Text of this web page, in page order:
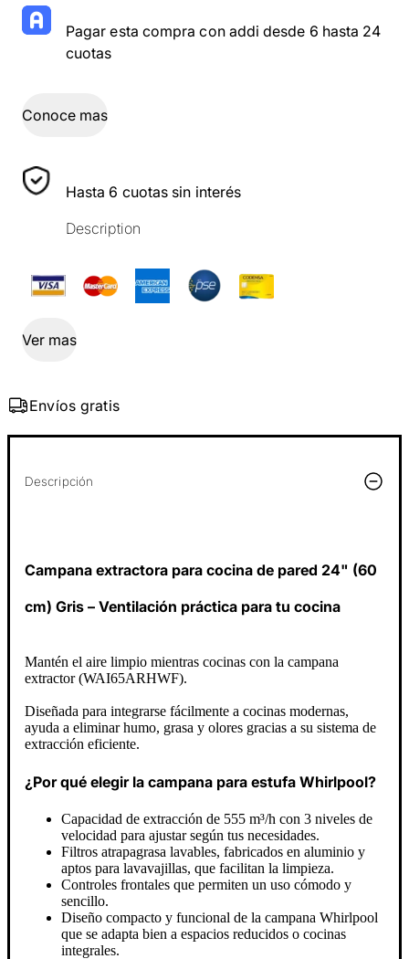
Pagar esta compra con addi desde 6 hasta 24
cuotas
Conoce mas
Hasta 6 cuotas sin interés
Description
Ver mas
Envíos gratis
Descripción
Campana extractora para cocina de pared 24" (60
cm) Gris – Ventilación práctica para tu cocina
Mantén el aire limpio mientras cocinas con la campana
extractor (WAI65ARHWF).
Diseñada para integrarse fácilmente a cocinas modernas,
ayuda a eliminar humo, grasa y olores gracias a su sistema de
extracción eficiente.
¿Por qué elegir la campana para estufa Whirlpool?
Capacidad de extracción de 555 m³/h con 3 niveles de
velocidad para ajustar según tus necesidades.
Filtros atrapagrasa lavables, fabricados en aluminio y
aptos para lavavajillas, que facilitan la limpieza.
Controles frontales que permiten un uso cómodo y
sencillo.
Diseño compacto y funcional de la campana Whirlpool
que se adapta bien a espacios reducidos o cocinas
integrales.